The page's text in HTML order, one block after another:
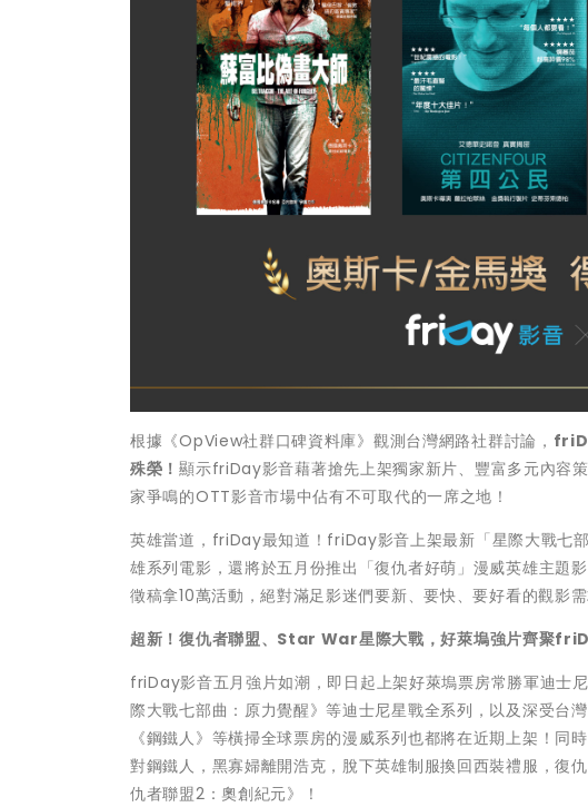
根據《OpView社群口碑資料庫》觀測台灣網路社群討論，
殊榮！顯示friDay影音藉著搶先上架獨家新片、豐富多元內容
家爭鳴的OTT影音市場中佔有不可取代的一席之地！
英雄當道，friDay最知道！friDay影音上架最新「星際大戰七
雄系列電影，還將於五月份推出「復仇者好萌」漫威英雄主題
徵稿拿10萬活動，絕對滿足影迷們要新、要快、要好看的觀影
超新！復仇者聯盟、Star War星際大戰，好萊塢強片齊聚
friDay影音五月強片如潮，即日起上架好萊塢票房常勝軍迪士
際大戰七部曲：原力覺醒》等迪士尼星戰全系列，以及深受台
《鋼鐵人》等橫掃全球票房的漫威系列也都將在近期上架！
對鋼鐵人，黑寡婦離開浩克，脫下英雄制服換回西裝禮服，復
仇者聯盟2：奧創紀元》！